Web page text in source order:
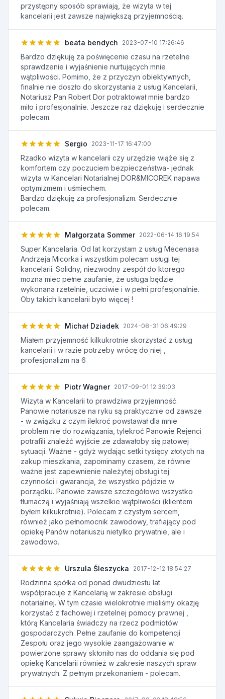
przystępny sposób sprawiają, że wizyta w tej
kancelarii jest zawsze największą przyjemnością.
beata bendych 2023-07-10 17:26:46
Bardzo dziękuję za poświęcenie czasu na rzetelne
sprawdzenie i wyjaśnienie nurtujących mnie
wątpliwości. Pomimo, że z przyczyn obiektywnych,
finalnie nie doszło do skorzystania z usług Kancelarii,
Notariusz Pan Robert Dor potraktował mnie bardzo
miło i profesjonalnie. Jeszcze raz dziękuję i serdecznie
polecam.
Sergio 2023-11-17 16:47:00
Rzadko wizyta w kancelarii czy urzędzie wiąże się z
komfortem czy poczuciem bezpieczeństwa- jednak
wizyta w Kancelari Notarialnej DOR&MICOREK napawa
optymizmem i uśmiechem.
Bardzo dziękuję za profesjonalizm. Serdecznie
polecam.
Małgorzata Sommer 2022-06-14 16:19:54
Super Kancelaria. Od lat korzystam z usług Mecenasa
Andrzeja Micorka i wszystkim polecam usługi tej
kancelarii. Solidny, niezwodny zespół do ktorego
mozna miec pełne zaufanie, że usługa będzie
wykonana rzetelnie, uczciwie i w pełni profesjonalnie.
Oby takich kancelarii było więcej !
Michał Dziadek 2024-08-31 06:49:29
Miałem przyjemność kilkukrotnie skorzystać z usług
kancelarii i w razie potrzeby wrócę do niej ,
profesjonalizm na 6
Piotr Wagner 2017-09-01 12:39:03
Wizyta w Kancelarii to prawdziwa przyjemność.
Panowie notariusze na ryku są praktycznie od zawsze
- w związku z czym ilekroć powstawał dla mnie
problem nie do rozwiązania, tylekroć Panowie Rejenci
potrafili znaleźć wyjście ze zdawałoby się patowej
sytuacji. Ważne - gdyż wydając setki tysięcy złotych na
zakup mieszkania, zapominamy czasem, że równie
ważne jest zapewnienie należytej obsługi tej
czynności i gwarancja, że wszystko pójdzie w
porządku. Panowie zawsze szczegółowo wszystko
tłumaczą i wyjaśniają wszelkie wątpliwości (klientem
byłem kilkukrotnie). Polecam z czystym sercem,
również jako pełnomocnik zawodowy, trafiający pod
opiekę Panów notariuszu nietylko prywatnie, ale i
zawodowo.
Urszula Śleszycka 2017-12-12 18:54:27
Rodzinna spółka od ponad dwudziestu lat
współpracuje z Kancelarią w zakresie obsługi
notarialnej. W tym czasie wielokrotnie mieliśmy okazję
korzystać z fachowej i rzetelnej pomocy prawnej ,
którą Kancelaria świadczy na rzecz podmiotów
gospodarczych. Pełne zaufanie do kompetencji
Zespołu oraz jego wysokie zaangażowanie w
powierzone sprawy skłoniło nas do oddania się pod
opiekę Kancelarii również w zakresie naszych spraw
prywatnych. Z pełnym przekonaniem - polecam.